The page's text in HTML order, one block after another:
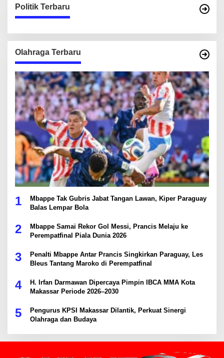
Politik Terbaru
Olahraga Terbaru
1
Mbappe Tak Gubris Jabat Tangan Lawan, Kiper Paraguay
Balas Lempar Bola
2
Mbappe Samai Rekor Gol Messi, Prancis Melaju ke
Perempatfinal Piala Dunia 2026
3
Penalti Mbappe Antar Prancis Singkirkan Paraguay, Les
Bleus Tantang Maroko di Perempatfinal
4
H. Irfan Darmawan Dipercaya Pimpin IBCA MMA Kota
Makassar Periode 2026–2030
5
Pengurus KPSI Makassar Dilantik, Perkuat Sinergi
Olahraga dan Budaya